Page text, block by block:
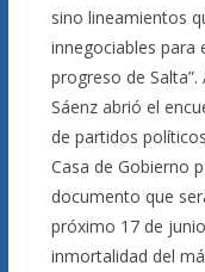
sino lineamientos
innegociables para
progreso de
Sáenz abrió el
de partidos
Casa de Gobierno
documento que
próximo 17 de
inmortalidad del